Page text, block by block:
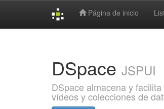
Página de inicio
DSpace JSPUI
DSpace almacena y
vídeos y colecciones de